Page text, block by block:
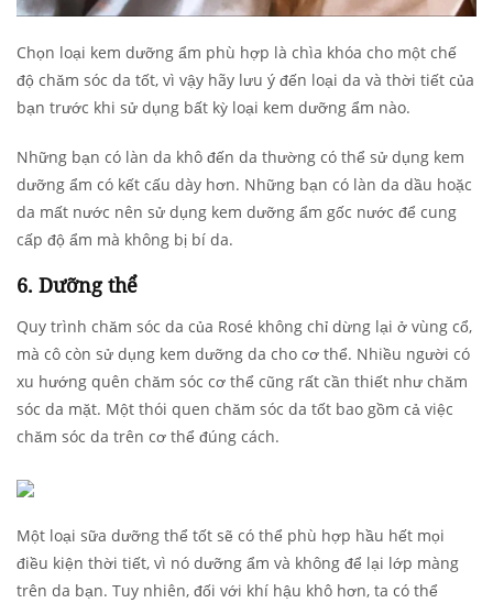
Chọn loại kem dưỡng ẩm phù hợp là chìa khóa cho một chế
độ chăm sóc da tốt, vì vậy hãy lưu ý đến loại da và thời tiết của
bạn trước khi sử dụng bất kỳ loại kem dưỡng ẩm nào.
Những bạn có làn da khô đến da thường có thể sử dụng kem
dưỡng ẩm có kết cấu dày hơn. Những bạn có làn da dầu hoặc
da mất nước nên sử dụng kem dưỡng ẩm gốc nước để cung
cấp độ ẩm mà không bị bí da.
6. Dưỡng thể
Quy trình chăm sóc da của Rosé không chỉ dừng lại ở vùng cổ,
mà cô còn sử dụng kem dưỡng da cho cơ thể. Nhiều người có
xu hướng quên chăm sóc cơ thể cũng rất cần thiết như chăm
sóc da mặt. Một thói quen chăm sóc da tốt bao gồm cả việc
chăm sóc da trên cơ thể đúng cách.
Một loại sữa dưỡng thể tốt sẽ có thể phù hợp hầu hết mọi
điều kiện thời tiết, vì nó dưỡng ẩm và không để lại lớp màng
trên da bạn. Tuy nhiên, đối với khí hậu khô hơn, ta có thể